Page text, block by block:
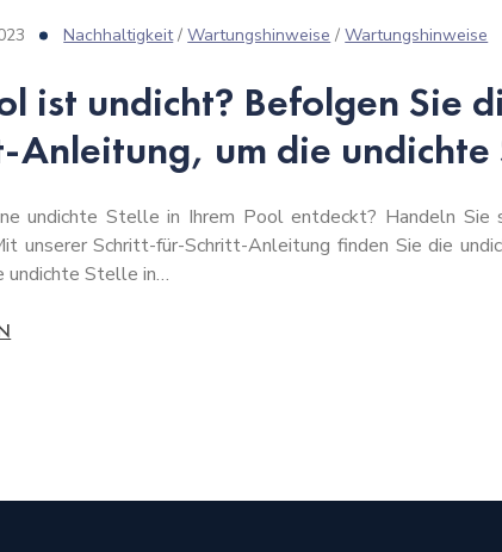
Nachhaltigkeit/Wartungshinweise /Wartungshinweise
ist undicht? Befolgen Sie
Anleitung, um die undichte
undichte Stelle in Ihrem Pool entdeckt? Handeln Sie
unserer Schritt-für-Schritt-Anleitung finden Sie die
undichte Stelle in…